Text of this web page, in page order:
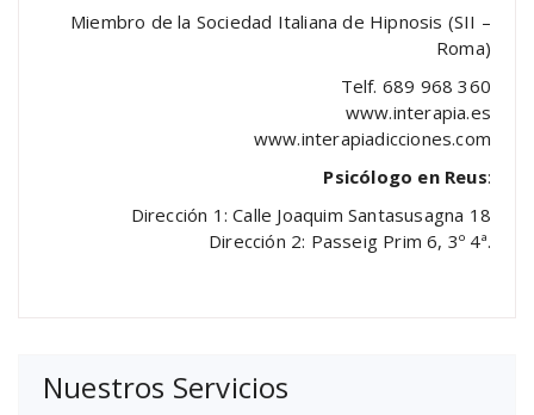
Miembro de la Sociedad Italiana de Hipnosis (SII –
Roma)
Telf. 689 968 360
www.interapia.es
www.interapiadicciones.com
Psicólogo en Reus:
Dirección 1: Calle Joaquim Santasusagna 18
Dirección 2: Passeig Prim 6, 3º 4ª.
Nuestros Servicios